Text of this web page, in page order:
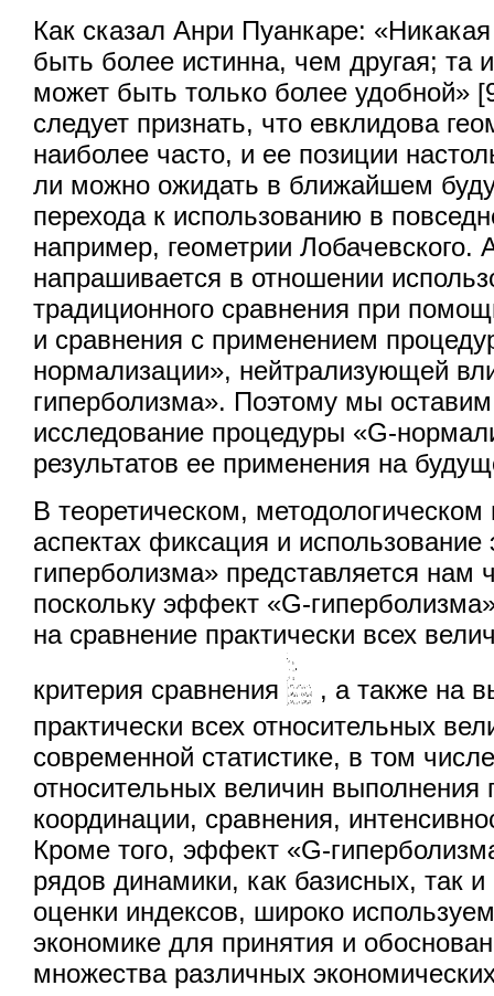
Как сказал Анри Пуанкаре:
быть более истинна, чем другая; та
может быть только более удобной»
следует признать, что евклидова
наиболее часто, и ее позиции
ли можно ожидать в ближайшем
перехода к использованию в
например, геометрии Лобачевского.
напрашивается в отношении
традиционного сравнения при
и сравнения с применением
нормализации», нейтрализующей
гиперболизма». Поэтому мы
исследование процедуры «G-
результатов ее применения на
В теоретическом, методологическом
аспектах фиксация и
гиперболизма» представляется нам
поскольку эффект «G-
на сравнение практически всех
критерия сравнения
, а также на
практически всех относительных
современной статистике, в том
относительных величин выполнения
координации, сравнения,
Кроме того, эффект «G-
рядов динамики, как базисных, так
оценки индексов, широко
экономике для принятия и
множества различных